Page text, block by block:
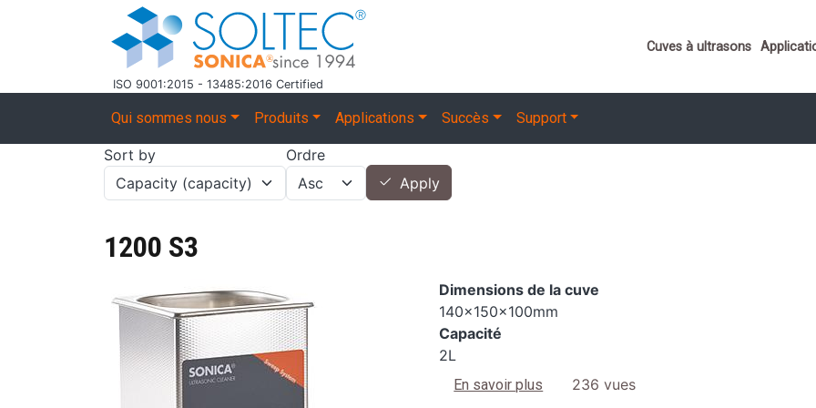
Aller au contenu principal
ISO 9001:2015 - 13485:2016 Certified
Important
Cuves à ultrasons
Main navigation
Qui sommes nous Produits Applications Succès Support
Sort by
Ordre
Apply
1200 S3
Dimensions de la cuve
140x150x100mm
Capacité
2L
En savoir plus sur 1200 S3
236 vues